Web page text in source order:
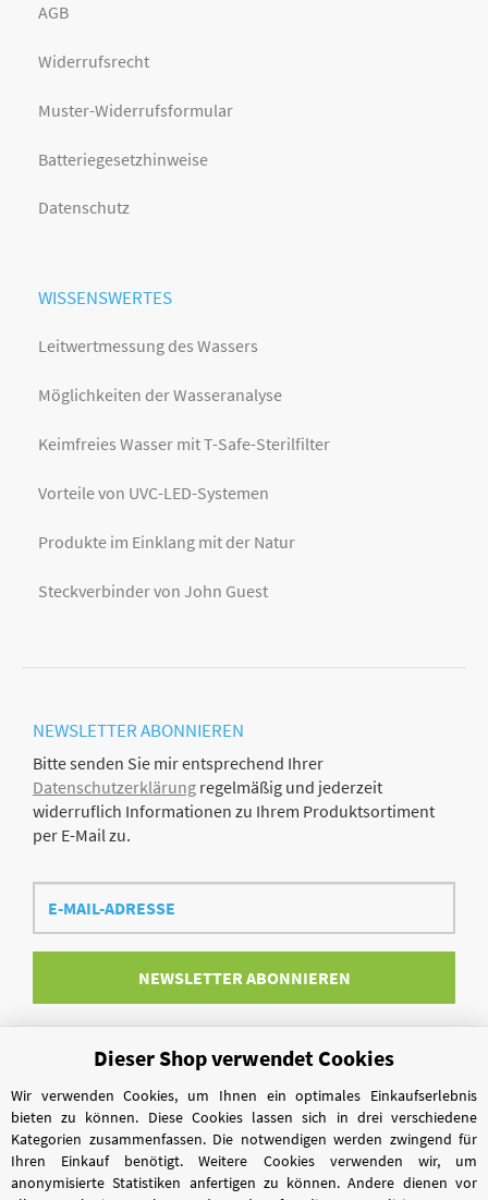
AGB
Widerrufsrecht
Muster-Widerrufsformular
Batteriegesetzhinweise
Datenschutz
WISSENSWERTES
Leitwertmessung des Wassers
Möglichkeiten der Wasseranalyse
Keimfreies Wasser mit T-Safe-Sterilfilter
Vorteile von UVC-LED-Systemen
Produkte im Einklang mit der Natur
Steckverbinder von John Guest
NEWSLETTERABONNIEREN
Bitte senden Sie mir entsprechend Ihrer
Datenschutzerklärung regelmäßig und jederzeit
widerruflich Informationen zu Ihrem Produktsortiment
per E-Mail zu.
E-
Mail-
Adresse
NEWSLETTER ABONNIEREN
Vertrag widerrufen
Dieser Shop verwendet Cookies
Wir verwenden Cookies, um Ihnen ein optimales Einkaufserlebnis
bieten zu können. Diese Cookies lassen sich in drei verschiedene
Kategorien zusammenfassen. Die notwendigen werden zwingend für
Ihren Einkauf benötigt. Weitere Cookies verwenden wir, um
anonymisierte Statistiken anfertigen zu können. Andere dienen vor